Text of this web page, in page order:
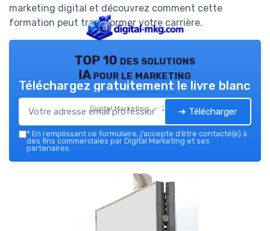
marketing digital et découvrez comment cette
formation peut transformer votre carrière.
TOP 10 des solutions
IA pour le marketing
Digital Marketing — 2026
Téléchargez gratuitement le livre blanc
➔ Télécharger
* En remplissant ce formulaire, j’accepte d’être contacté(e) à
des fins commerciales par Digital Marketing et ses
partenaires.